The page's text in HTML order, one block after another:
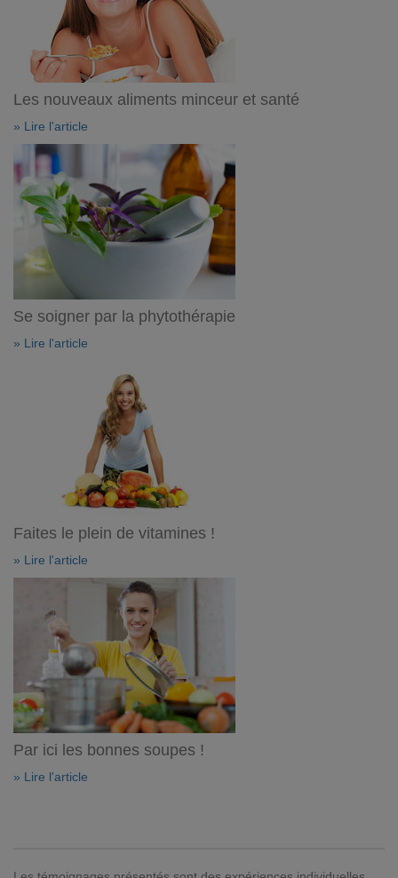
Les nouveaux aliments minceur et santé
» Lire l'article
Se soigner par la phytothérapie
» Lire l'article
Faites le plein de vitamines !
» Lire l'article
Par ici les bonnes soupes !
» Lire l'article